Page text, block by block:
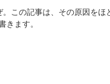
この記事は、その原因をほ
きます。